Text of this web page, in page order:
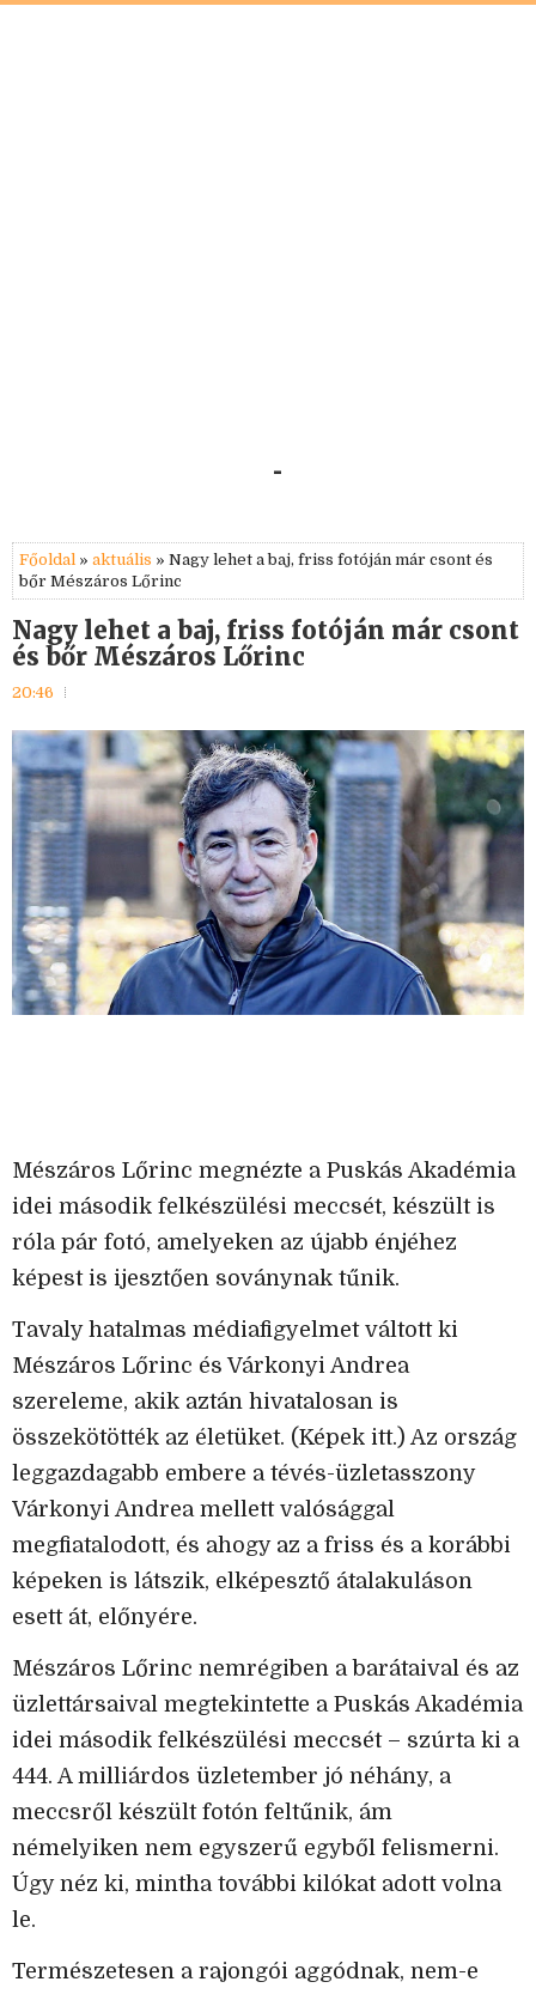
-
Főoldal » aktuális » Nagy lehet a baj, friss fotóján már csont és
bőr Mészáros Lőrinc
Nagy lehet a baj, friss fotóján már csont
és bőr Mészáros Lőrinc
20:46
Mészáros Lőrinc megnézte a Puskás Akadémia
idei második felkészülési meccsét, készült is
róla pár fotó, amelyeken az újabb énjéhez
képest is ijesztően soványnak tűnik.
Tavaly hatalmas médiafigyelmet váltott ki
Mészáros Lőrinc és Várkonyi Andrea
szereleme, akik aztán hivatalosan is
összekötötték az életüket. (Képek itt.) Az ország
leggazdagabb embere a tévés-üzletasszony
Várkonyi Andrea mellett valósággal
megfiatalodott, és ahogy az a friss és a korábbi
képeken is látszik, elképesztő átalakuláson
esett át, előnyére.
Mészáros Lőrinc nemrégiben a barátaival és az
üzlettársaival megtekintette a Puskás Akadémia
idei második felkészülési meccsét – szúrta ki a
444. A milliárdos üzletember jó néhány, a
meccsről készült fotón feltűnik, ám
némelyiken nem egyszerű egyből felismerni.
Úgy néz ki, mintha további kilókat adott volna
le.
Természetesen a rajongói aggódnak, nem-e